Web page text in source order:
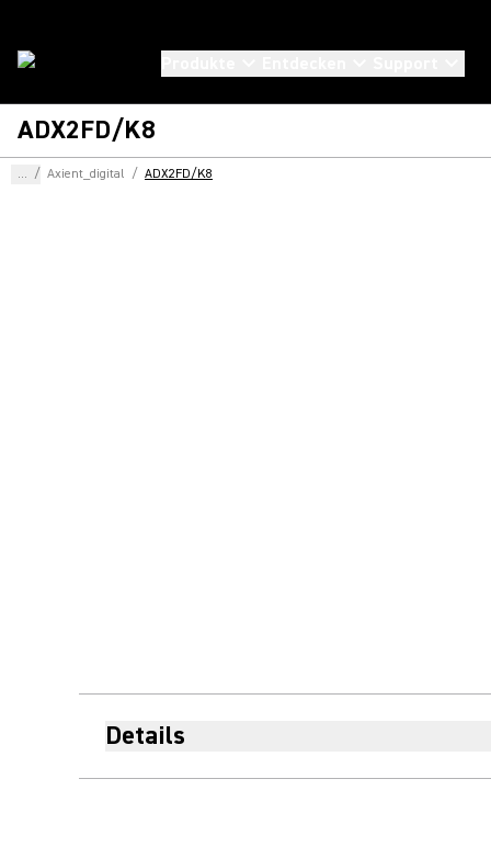
ADX2FD/K8
... / Axient_digital / ADX2FD/K8
Details